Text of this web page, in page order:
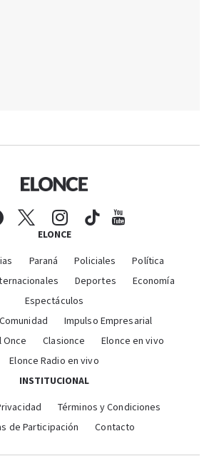
ELONCE
Paraná Policiales
Política
Deportes
Economía
Espectáculos
Impulso Empresarial
Once
Clasionce
Elonce en vivo
Elonce Radio en vivo
INSTITUCIONAL
Términos y Condiciones
de Participación
Contacto